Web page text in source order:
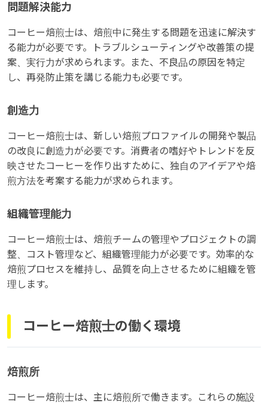
問題解決能力
コーヒー焙煎士は、焙煎中に発生する問題を迅速に解決す
る能力が必要です。トラブルシューティングや改善策の提
案、実行力が求められます。また、不良品の原因を特定
し、再発防止策を講じる能力も必要です。
創造力
コーヒー焙煎士は、新しい焙煎プロファイルの開発や製品
の改良に創造力が必要です。消費者の嗜好やトレンドを反
映させたコーヒーを作り出すために、独自のアイデアや焙
煎方法を考案する能力が求められます。
組織管理能力
コーヒー焙煎士は、焙煎チームの管理やプロジェクトの調
整、コスト管理など、組織管理能力が必要です。効率的な
焙煎プロセスを維持し、品質を向上させるために組織を管
理します。
コーヒー焙煎士の働く環境
焙煎所
コーヒー焙煎士は、主に焙煎所で働きます。これらの施設